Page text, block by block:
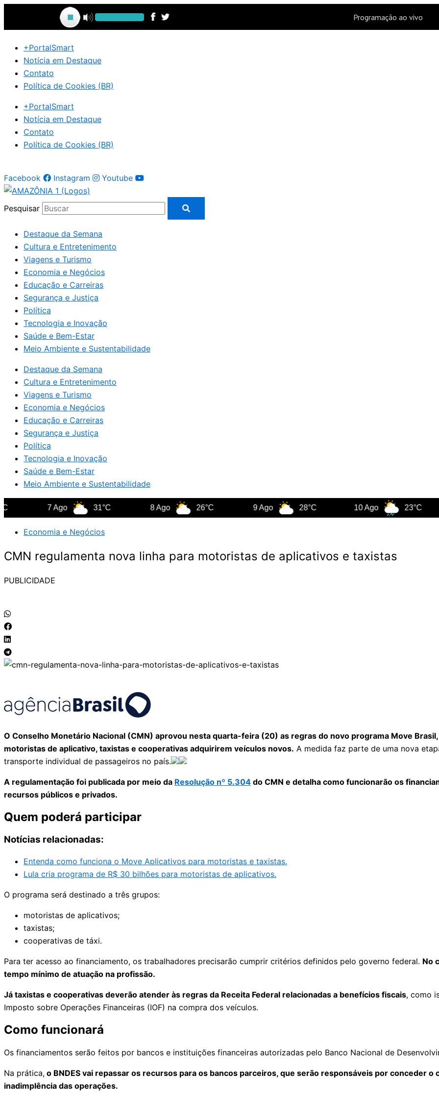
Ir
o
conteúdo+PortalSmart
Notícia em Destaque
Contato
Política de Cookies (BR)
+PortalSmart
Notícia em Destaque
Contato
Política de Cookies (BR)
Facebook Instagram Youtube
Pesquisar
Destaque da Semana
Cultura e Entretenimento
Viagens e Turismo
Economia e Negócios
Educação e Carreiras
Segurança e Justiça
Política
Tecnologia e Inovação
Saúde e Bem-Estar
Meio Ambiente e Sustentabilidade
Destaque da Semana
Cultura e Entretenimento
Viagens e Turismo
Economia e Negócios
Educação e Carreiras
Segurança e Justiça
Política
Tecnologia e Inovação
Saúde e Bem-Estar
Meio Ambiente e Sustentabilidade
31°C 26°C 28°C 10 Ago 23°C
Economia e Negócios
CMN regulamenta nova linha para motoristas de aplicativos e taxistas
PUBLICIDADE
O Conselho Monetário Nacional (CMN) aprovou nesta quarta-feira (20) as regras do novo programa Move
motoristas de aplicativo, taxistas e cooperativas adquirirem veículos novos. A medida faz parte de uma nova
transporte individual de passageiros no país.
A regulamentação foi publicada por meio da Resolução nº 5.304 do CMN e detalha como funcionarão os
recursos públicos e privados.
Quem poderá participar
Notícias relacionadas:
Entenda como funciona o Move Aplicativos para motoristas e taxistas.
Lula cria programa de R$ 30 bilhões para motoristas de aplicativos.
O programa será destinado a três grupos:
motoristas de aplicativos;
taxistas;
cooperativas de táxi.
Para ter acesso ao financiamento, os trabalhadores precisarão cumprir critérios definidos pelo governo federal. No
tempo mínimo de atuação na profissão.
Já taxistas e cooperativas deverão atender às regras da Receita Federal relacionadas a benefícios fiscais, como
Imposto sobre Operações Financeiras (IOF) na compra dos veículos.
Como funcionará
Os financiamentos serão feitos por bancos e instituições financeiras autorizadas pelo Banco Nacional de
Na prática, o BNDES vai repassar os recursos para os bancos parceiros, que serão responsáveis por conceder
inadimplência das operações.